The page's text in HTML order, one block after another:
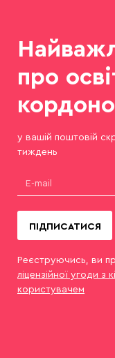
про
у вашій поштовій
тиждень
ПІДПИСАТИСЯ
Реєструючись, ви
ліцензійної угоди з
користувачем